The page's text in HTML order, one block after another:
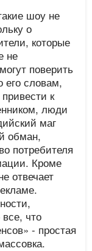
шоу не
о
которые
не
поверить
его словам,
к
люди
маг
обман,
потребителя
Кроме
отвечает
что
- простая